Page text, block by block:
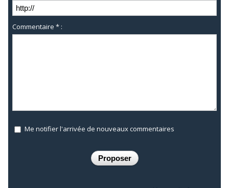
Commentaire * :
Me notifier l'arrivée de nouveaux commentaires